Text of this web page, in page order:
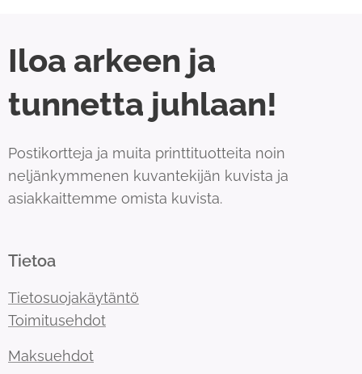
Iloa arkeen ja
tunnetta juhlaan!
Postikortteja ja muita printtituotteita noin
neljänkymmenen kuvantekijän kuvista ja
asiakkaittemme omista kuvista.
Tietoa
Tietosuojakäytäntö
Toimitusehdot
Maksuehdot